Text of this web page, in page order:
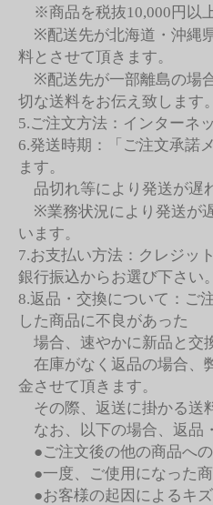
※商品を税抜10,000円以
※配送先が北海道・沖縄
料とさせて頂きます。
※配送先が一部離島の場
切な送料をお伝え致します。
5.ご注文方法：インターネ
6.発送時期：「ご注文承諾
ます。
品切れ等により発送が遅
※業務状況により発送が
います。
7.お支払い方法：クレジッ
銀行振込からお選び下さい。
8.返品・交換について：ご
した商品に不良があった
場合、速やかに新品と交
在庫がなく返品の場合、
金させて頂きます。
その際、返送に掛かる送
なお、以下の場合、返品
●ご注文後の他の商品へ
●一度、ご使用になった商
●お客様の起因によるキズ